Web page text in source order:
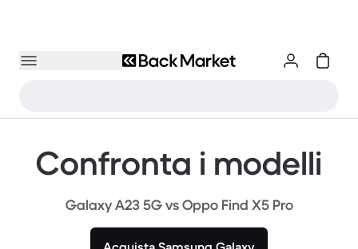
Confronta i modelli
Galaxy A23 5G vs Oppo Find X5 Pro